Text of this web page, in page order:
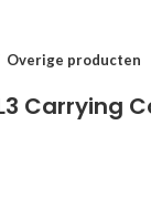
Overige producten
Carrying